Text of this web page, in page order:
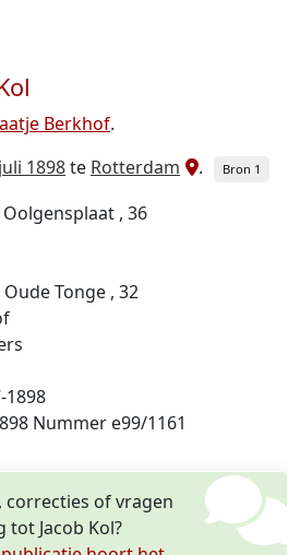
Berkhof.
1898te Rotterdam . Bron 1
, 36
Tonge , 32
1898
Nummer e99/1161
correcties of vragen
Jacob Kol?